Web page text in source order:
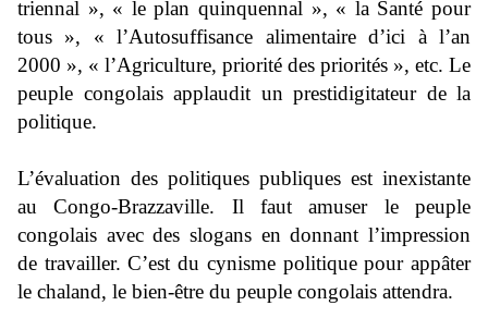
triennal », « le plan quinquennal », « la Santé pour
tous », « l’Autosuffisance alimentaire d’ici à l’an
2000 », « l’Agriculture, priorité des priorités », etc. Le
peuple congolais applaudit un prestidigitateur de la
politique.
L’évaluation des politiques publiques est inexistante
au Congo-Brazzaville. Il faut amuser le peuple
congolais avec des slogans en donnant l’impression
de travailler. C’est du cynisme politique pour appâter
le chaland, le bien-être du peuple congolais attendra.